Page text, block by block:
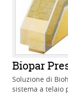
Biopar
Soluzione di
sistema a telaio